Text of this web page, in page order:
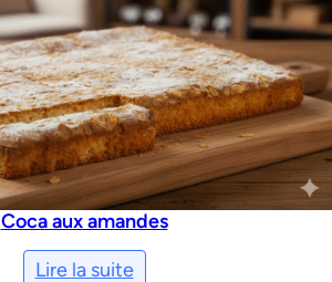
Coca aux amandes
Lire la suite